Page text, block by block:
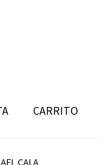
CARRITO
CALA